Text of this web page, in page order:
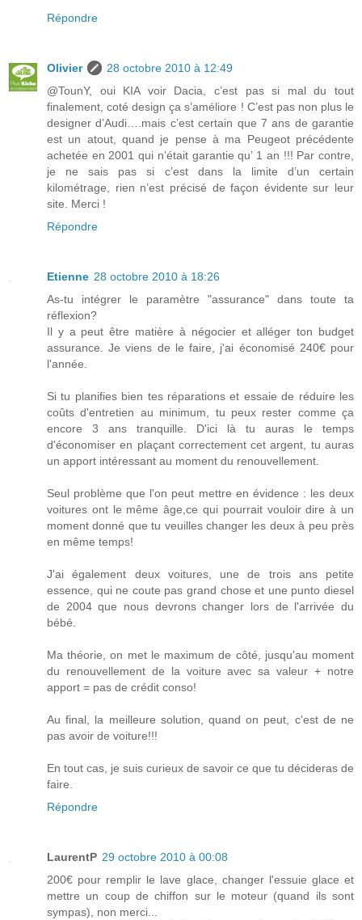
Répondre
Olivier
28 octobre 2010 à 12:49
@TounY, oui KIA voir Dacia, c’est pas si mal du tout
finalement, coté design ça s’améliore ! C’est pas non plus le
designer d’Audi….mais c’est certain que 7 ans de garantie
est un atout, quand je pense à ma Peugeot précédente
achetée en 2001 qui n’était garantie qu’ 1 an !!! Par contre,
je ne sais pas si c’est dans la limite d’un certain
kilométrage, rien n’est précisé de façon évidente sur leur
site. Merci !
Répondre
Etienne 28 octobre 2010 à 18:26
As-tu intégrer le paramètre "assurance" dans toute ta
réflexion?
Il y a peut être matière à négocier et alléger ton budget
assurance. Je viens de le faire, j'ai économisé 240€ pour
l'année.
Si tu planifies bien tes réparations et essaie de réduire les
coûts d'entretien au minimum, tu peux rester comme ça
encore 3 ans tranquille. D'ici là tu auras le temps
d'économiser en plaçant correctement cet argent, tu auras
un apport intéressant au moment du renouvellement.
Seul problème que l'on peut mettre en évidence : les deux
voitures ont le même âge,ce qui pourrait vouloir dire à un
moment donné que tu veuilles changer les deux à peu près
en même temps!
J'ai également deux voitures, une de trois ans petite
essence, qui ne coute pas grand chose et une punto diesel
de 2004 que nous devrons changer lors de l'arrivée du
bébé.
Ma théorie, on met le maximum de côté, jusqu'au moment
du renouvellement de la voiture avec sa valeur + notre
apport = pas de crédit conso!
Au final, la meilleure solution, quand on peut, c'est de ne
pas avoir de voiture!!!
En tout cas, je suis curieux de savoir ce que tu décideras de
faire.
Répondre
LaurentP 29 octobre 2010 à 00:08
200€ pour remplir le lave glace, changer l'essuie glace et
mettre un coup de chiffon sur le moteur (quand ils sont
sympas), non merci...